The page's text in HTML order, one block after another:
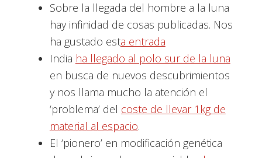
Sobre la llegada del hombre a la luna
hay infinidad de cosas publicadas. Nos
ha gustado esta entrada
India ha llegado al polo sur de la luna
en busca de nuevos descubrimientos
y nos llama mucho la atención el
‘problema’ del coste de llevar 1kg de
material al espacio.
El ‘pionero’ en modificación genética